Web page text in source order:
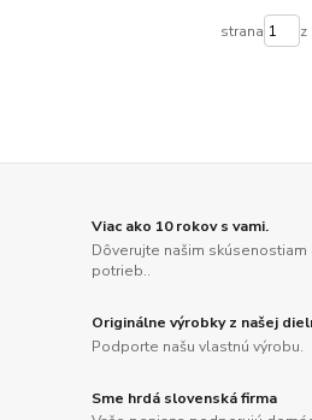
strana z
Viac ako 10 rokov s vami.
Dôverujte našim
potrieb..
Originálne výrobky z našej
Podporte našu vlastnú výrobu.
Sme hrdá slovenská firma